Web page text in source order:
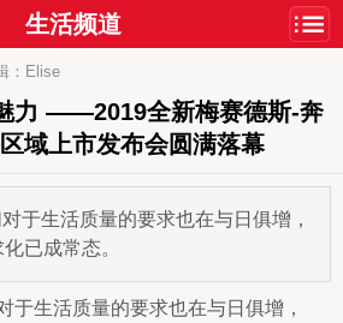
生活频道
：Elise
力 ——2019全新梅赛德斯-奔
域上市发布会圆满落幕
于生活质量的要求也在与日俱增，
已成常态。
于生活质量的要求也在与日俱增，